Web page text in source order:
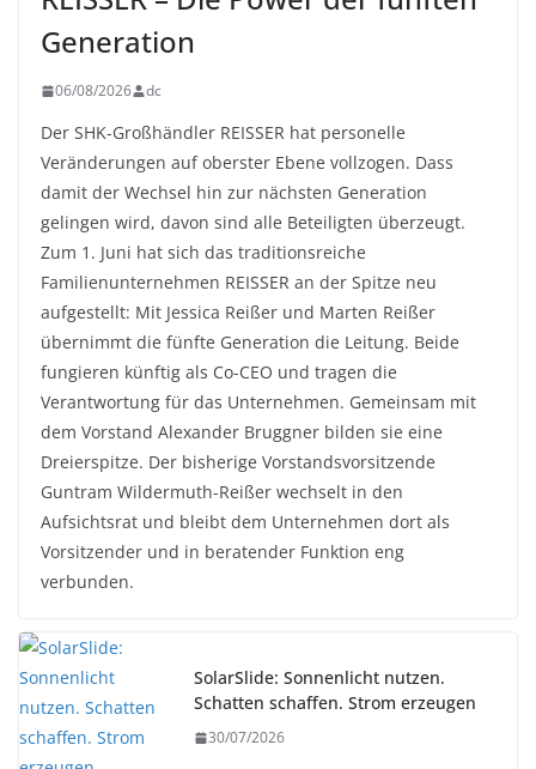
Generation
06/08/2026 dc
Der SHK-Großhändler REISSER hat personelle
Veränderungen auf oberster Ebene vollzogen. Dass
damit der Wechsel hin zur nächsten Generation
gelingen wird, davon sind alle Beteiligten überzeugt.
Zum 1. Juni hat sich das traditionsreiche
Familienunternehmen REISSER an der Spitze neu
aufgestellt: Mit Jessica Reißer und Marten Reißer
übernimmt die fünfte Generation die Leitung. Beide
fungieren künftig als Co-CEO und tragen die
Verantwortung für das Unternehmen. Gemeinsam mit
dem Vorstand Alexander Bruggner bilden sie eine
Dreierspitze. Der bisherige Vorstandsvorsitzende
Guntram Wildermuth-Reißer wechselt in den
Aufsichtsrat und bleibt dem Unternehmen dort als
Vorsitzender und in beratender Funktion eng
verbunden.
SolarSlide: Sonnenlicht nutzen.
Schatten schaffen. Strom erzeugen
30/07/2026